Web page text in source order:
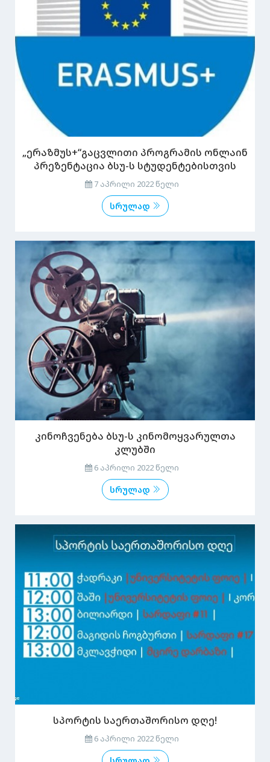
„ერაზმუს+“გაცვლითი პროგრამის ონლაინ
პრეზენტაცია ბსუ-ს სტუდენტებისთვის
7 აპრილი 2022 წელი
სრულად
კინოჩვენება ბსუ-ს კინომოყვარულთა
კლუბში
6 აპრილი 2022 წელი
სრულად
სპორტის საერთაშორისო დღე!
6 აპრილი 2022 წელი